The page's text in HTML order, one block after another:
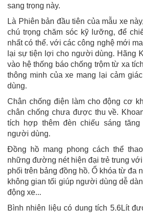
sang trọng này.
Là Phiên bản đầu tiên của mẫu xe
chú trọng chăm sóc kỹ lưỡng, để
nhất có thể. với các công nghệ mới
lại sự tiện lợi cho người dùng. Hãng
vào hệ thống báo chống trộm từ xa
thông minh của xe mang lại cảm
dùng.
Chân chống điện làm cho động cơ
chân chống chưa được thu về.
tích hợp thêm đèn chiếu sáng
người dùng.
Đồng hồ mang phong cách thể
những đường nét hiện đại trẻ trung
phối trên bảng đồng hồ. Ổ khóa từ đa
không gian tối giúp người dùng dễ
động xe...
Bình nhiên liệu có dung tích 5.6Lít